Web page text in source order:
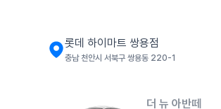
롯데 하이마트 쌍용점
충남 천안시 서북구 쌍용동 220-1
더 뉴 아반떼